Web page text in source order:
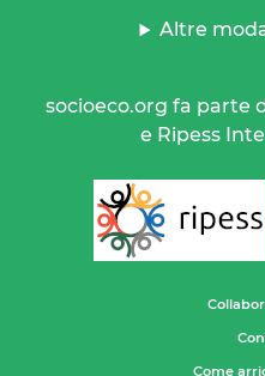
Altre
socioeco.org fa parte
e Ripess
Come